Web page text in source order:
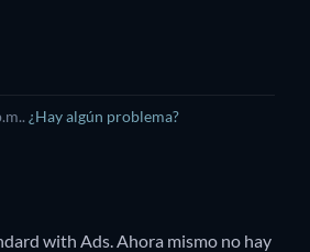
. ¿Hay algún problema?
with Ads.Ahora mismo no hay